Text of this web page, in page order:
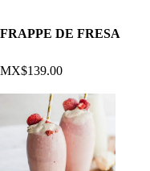
FRAPPE DE FRESA
MX$139.00